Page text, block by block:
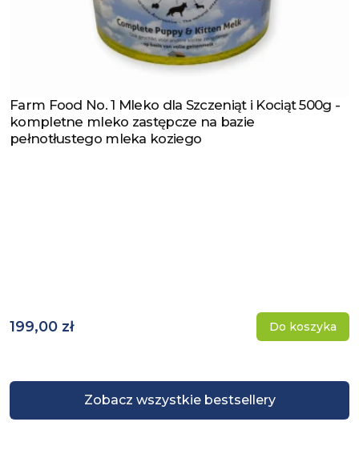
Zobacz wszystkie bestsellery
Zobacz produkt
Farm Food No. 1 Mleko dla Szczeniąt i Kociąt 500g -
kompletne mleko zastępcze na bazie
pełnotłustego mleka koziego
199,00 zł Do koszyka